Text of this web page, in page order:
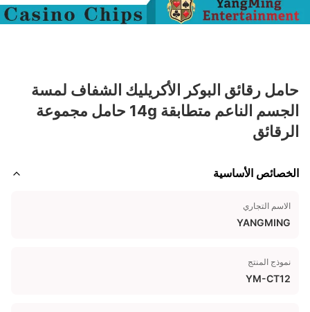
حامل رقائق البوكر الأكريليك الشفاف لمسة
الجسم الناعم متطابقة 14g حامل مجموعة
الرقائق
الخصائص الأساسية
الاسم التجاري
YANGMING
نموذج المنتج
YM-CT12